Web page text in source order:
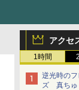
アクセ
1時間
逆光時の
ズ 真ちゅ